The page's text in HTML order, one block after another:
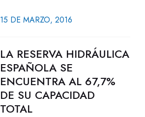
15 DE MARZO, 2016
LA RESERVA HIDRÁULICA
ESPAÑOLA SE
ENCUENTRA AL 67,7%
DE SU CAPACIDAD
TOTAL